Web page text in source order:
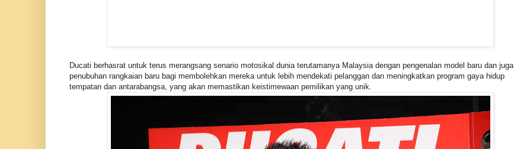
Ducati berhasrat untuk terus merangsang senario motosikal dunia terutamanya Malaysia dengan pengenalan model baru dan juga
penubuhan rangkaian baru bagi membolehkan mereka untuk lebih mendekati pelanggan dan meningkatkan program gaya hidup
tempatan dan antarabangsa, yang akan memastikan keistimewaan pemilikan yang unik.